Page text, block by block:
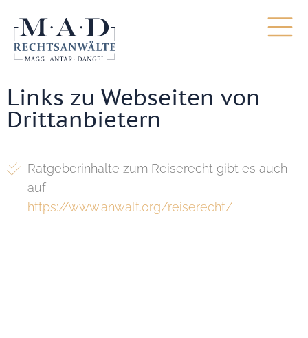
Links zu Webseiten von
Drittanbietern
Ratgeberinhalte zum Reiserecht gibt es auch
auf:
https://www.anwalt.org/reiserecht/